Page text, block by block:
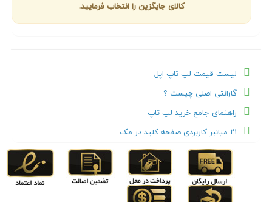
کالای جایگزین را انتخاب فرمایید.
لیست قیمت لپ تاپ اپل
گارانتی اصلی چیست ؟
راهنمای جامع خرید لپ تاپ
۲۱ میانبر کاربردی صفحه کلید در مک